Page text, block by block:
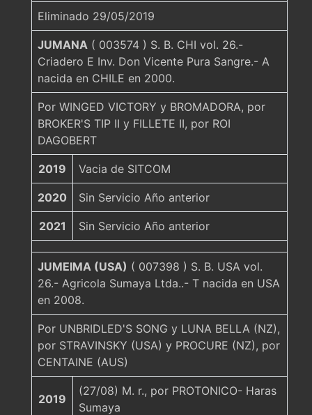
Eliminado 29/05/2019
JUMANA ( 003574 ) S. B. CHI vol. 26.-
Criadero E Inv. Don Vicente Pura Sangre.- A
nacida en CHILE en 2000.
Por WINGED VICTORY y BROMADORA, por
BROKER'S TIP II y FILLETE II, por ROI
DAGOBERT
2019 Vacia de SITCOM
2020 Sin Servicio Año anterior
2021 Sin Servicio Año anterior
JUMEIMA (USA) ( 007398 ) S. B. USA vol.
26.- Agricola Sumaya Ltda..- T nacida en USA
en 2008.
Por UNBRIDLED'S SONG y LUNA BELLA (NZ),
por STRAVINSKY (USA) y PROCURE (NZ), por
CENTAINE (AUS)
2019
(27/08) M. r., por PROTONICO- Haras
Sumaya